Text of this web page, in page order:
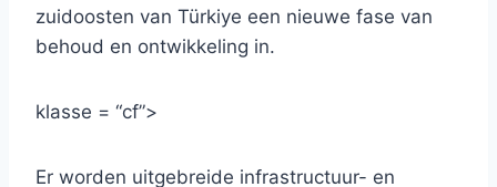
zuidoosten van Türkiye een nieuwe fase van
behoud en ontwikkeling in.
klasse = “cf”>
Er worden uitgebreide infrastructuur- en